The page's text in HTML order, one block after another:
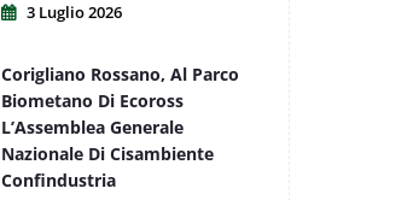
3 Luglio 2026
Corigliano Rossano, Al Parco
Biometano Di Ecoross
L’Assemblea Generale
Nazionale Di Cisambiente
Confindustria